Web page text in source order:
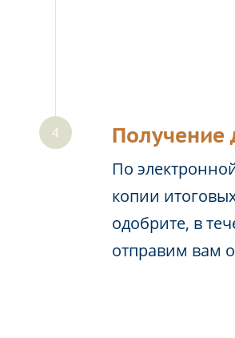
Получение
По
копии
одобрите, в
отправим вам